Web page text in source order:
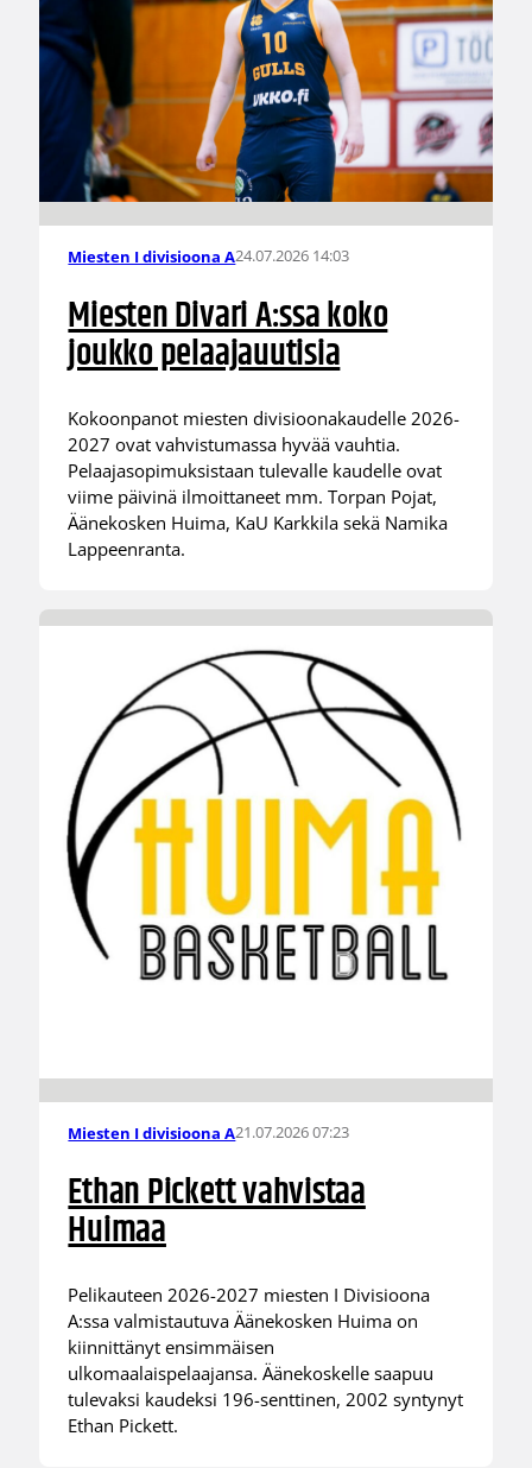
Miesten I divisioona A24.07.2026 14:03
Miesten Divari A:ssa koko
joukko pelaajauutisia
Kokoonpanot miesten divisioonakaudelle 2026-
2027 ovat vahvistumassa hyvää vauhtia.
Pelaajasopimuksistaan tulevalle kaudelle ovat
viime päivinä ilmoittaneet mm. Torpan Pojat,
Äänekosken Huima, KaU Karkkila sekä Namika
Lappeenranta.
Miesten I divisioona A21.07.2026 07:23
Ethan Pickett vahvistaa
Huimaa
Pelikauteen 2026-2027 miesten I Divisioona
A:ssa valmistautuva Äänekosken Huima on
kiinnittänyt ensimmäisen
ulkomaalaispelaajansa. Äänekoskelle saapuu
tulevaksi kaudeksi 196-senttinen, 2002 syntynyt
Ethan Pickett.